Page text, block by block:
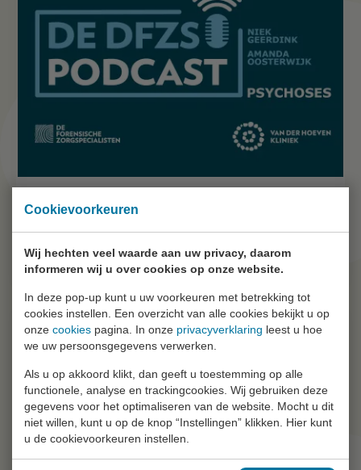
Cookievoorkeuren
Wij hechten veel waarde aan uw privacy, daarom
informeren wij u over cookies op onze website.
In deze pop-up kunt u uw voorkeuren met betrekking tot
cookies instellen. Een overzicht van alle cookies bekijkt u op
onze cookies pagina. In onze privacyverklaring leest u hoe
we uw persoonsgegevens verwerken.
Als u op akkoord klikt, dan geeft u toestemming op alle
functionele, analyse en trackingcookies. Wij gebruiken deze
gegevens voor het optimaliseren van de website. Mocht u dit
niet willen, kunt u op de knop “Instellingen” klikken. Hier kunt
u de cookievoorkeuren instellen.
17 aug. 21
Niek Geerdink en Amanda Oosterwijk over
psychoses - de DFZS-podcast #7